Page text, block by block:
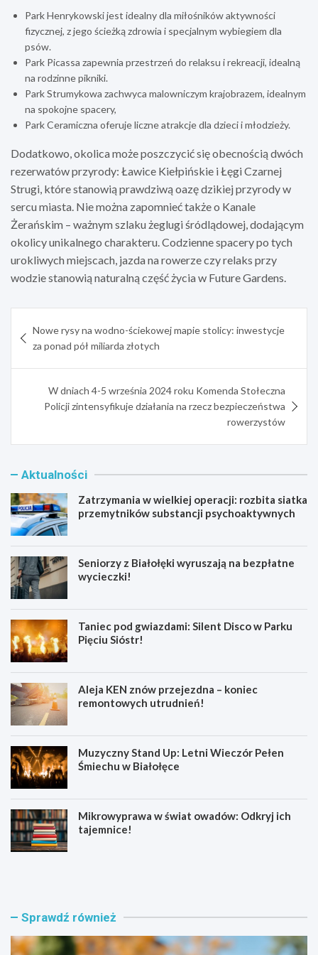
Park Henrykowski jest idealny dla miłośników aktywności
fizycznej, z jego ścieżką zdrowia i specjalnym wybiegiem dla
psów.
Park Picassa zapewnia przestrzeń do relaksu i rekreacji, idealną
na rodzinne pikniki.
Park Strumykowa zachwyca malowniczym krajobrazem, idealnym
na spokojne spacery,
Park Ceramiczna oferuje liczne atrakcje dla dzieci i młodzieży.
Dodatkowo, okolica może poszczycić się obecnością dwóch
rezerwatów przyrody: Ławice Kiełpińskie i Łęgi Czarnej
Strugi, które stanowią prawdziwą oazę dzikiej przyrody w
sercu miasta. Nie można zapomnieć także o Kanale
Żerańskim – ważnym szlaku żeglugi śródlądowej, dodającym
okolicy unikalnego charakteru. Codzienne spacery po tych
urokliwych miejscach, jazda na rowerze czy relaks przy
wodzie stanowią naturalną część życia w Future Gardens.
wpisu
Nowe rysy na wodno-ściekowej mapie stolicy: inwestycje
za ponad pół miliarda złotych
W dniach 4-5 września 2024 roku Komenda Stołeczna
Policji zintensyfikuje działania na rzecz bezpieczeństwa
rowerzystów
Aktualności
Zatrzymania w wielkiej operacji: rozbita siatka
przemytników substancji psychoaktywnych
Seniorzy z Białołęki wyruszają na bezpłatne
wycieczki!
Taniec pod gwiazdami: Silent Disco w Parku
Pięciu Sióstr!
Aleja KEN znów przejezdna – koniec
remontowych utrudnień!
Muzyczny Stand Up: Letni Wieczór Pełen
Śmiechu w Białołęce
Mikrowyprawa w świat owadów: Odkryj ich
tajemnice!
Z
y
a
S
r
y
Sprawdź również